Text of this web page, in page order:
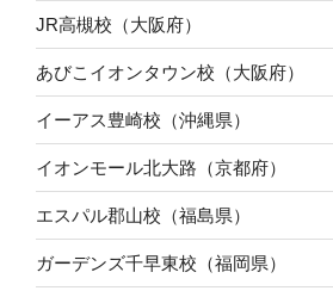
JR高槻校（大阪府）
あびこイオンタウン校（大阪府）
イーアス豊崎校（沖縄県）
イオンモール北大路（京都府）
エスパル郡山校（福島県）
ガーデンズ千早東校（福岡県）